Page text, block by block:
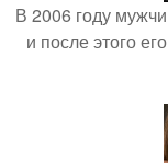
В 2006 году
и после этого